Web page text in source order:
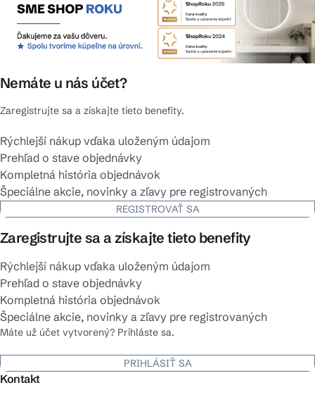
Nemáte u nás účet?
Zaregistrujte sa a získajte tieto benefity.
Rýchlejší nákup vďaka uloženým údajom
Prehľad o stave objednávky
Kompletná história objednávok
Špeciálne akcie, novinky a zľavy pre registrovaných
REGISTROVAŤ SA
Zaregistrujte sa a získajte tieto benefity
Rýchlejší nákup vďaka uloženým údajom
Prehľad o stave objednávky
Kompletná história objednávok
Špeciálne akcie, novinky a zľavy pre registrovaných
Máte už účet vytvorený? Prihláste sa.
PRIHLÁSIŤ SA
Kontakt